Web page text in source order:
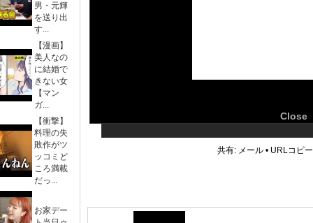
男・元輝
を送り出
す...
【漫画】
美人なの
に結婚で
きない女
【マン
ガ...
【衝撃】
料理の失
敗作がツ
ッコミど
ころ満載
だっ...
お家デー
Close
共有: メール • URLコピー